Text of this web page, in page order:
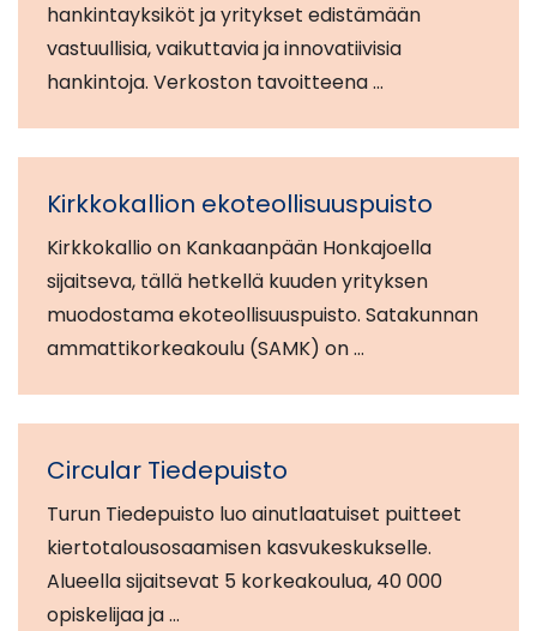
hankintayksiköt ja yritykset edistämään
vastuullisia, vaikuttavia ja innovatiivisia
hankintoja. Verkoston tavoitteena …
Kirkkokallion ekoteollisuuspuisto
Kirkkokallio on Kankaanpään Honkajoella
sijaitseva, tällä hetkellä kuuden yrityksen
muodostama ekoteollisuuspuisto. Satakunnan
ammattikorkeakoulu (SAMK) on …
Circular Tiedepuisto
Turun Tiedepuisto luo ainutlaatuiset puitteet
kiertotalousosaamisen kasvukeskukselle.
Alueella sijaitsevat 5 korkeakoulua, 40 000
opiskelijaa ja …